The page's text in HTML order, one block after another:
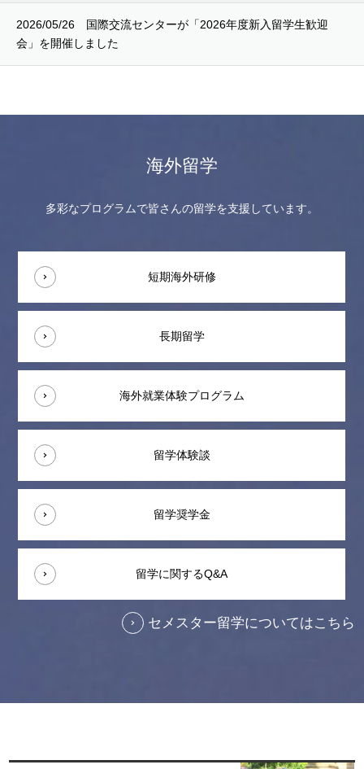
2026/05/26
国際交流センターが「2026年度新入留学生歓迎
会」を開催しました
海外留学
多彩なプログラムで皆さんの留学を支援しています。
短期海外研修
長期留学
海外就業体験プログラム
留学体験談
留学奨学金
留学に関するQ&A
セメスター留学についてはこちら